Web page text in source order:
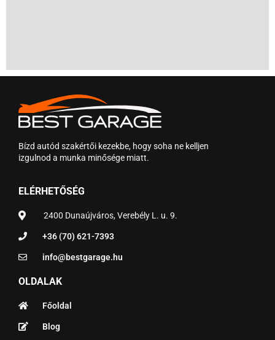
Bízd autód szakértői kezekbe, hogy soha ne kelljen
izgulnod a munka minősége miatt.
ELÉRHETŐSÉG
2400 Dunaújváros, Verebély L. u. 9.
+36 (70) 621-7393
info@bestgarage.hu
OLDALAK
Főoldal
Blog